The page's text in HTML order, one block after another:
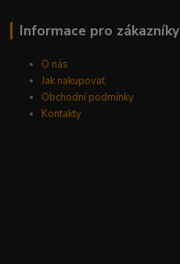
Informace pro zákazníky
O nás
Jak nakupovat
Obchodní podmínky
Kontakty